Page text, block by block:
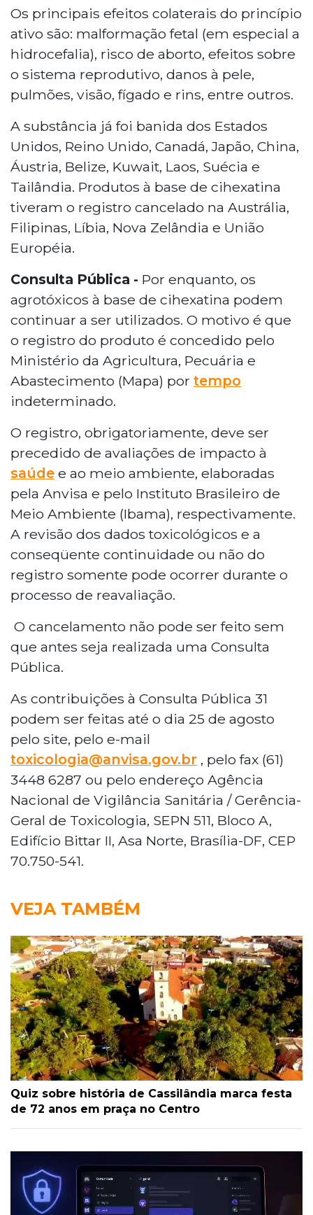
Os principais efeitos colaterais do princípio
ativo são: malformação fetal (em especial a
hidrocefalia), risco de aborto, efeitos sobre
o sistema reprodutivo, danos à pele,
pulmões, visão, fígado e rins, entre outros.
A substância já foi banida dos Estados
Unidos, Reino Unido, Canadá, Japão, China,
Áustria, Belize, Kuwait, Laos, Suécia e
Tailândia. Produtos à base de cihexatina
tiveram o registro cancelado na Austrália,
Filipinas, Líbia, Nova Zelândia e União
Européia.
Consulta Pública - Por enquanto, os
agrotóxicos à base de cihexatina podem
continuar a ser utilizados. O motivo é que
o registro do produto é concedido pelo
Ministério da Agricultura, Pecuária e
Abastecimento (Mapa) por tempo
indeterminado.
O registro, obrigatoriamente, deve ser
precedido de avaliações de impacto à
saúde e ao meio ambiente, elaboradas
pela Anvisa e pelo Instituto Brasileiro de
Meio Ambiente (Ibama), respectivamente.
A revisão dos dados toxicológicos e a
conseqüente continuidade ou não do
registro somente pode ocorrer durante o
processo de reavaliação.
O cancelamento não pode ser feito sem
que antes seja realizada uma Consulta
Pública.
As contribuições à Consulta Pública 31
podem ser feitas até o dia 25 de agosto
pelo site, pelo e-mail
toxicologia@anvisa.gov.br , pelo fax (61)
3448 6287 ou pelo endereço Agência
Nacional de Vigilância Sanitária / Gerência-
Geral de Toxicologia, SEPN 511, Bloco A,
Edifício Bittar II, Asa Norte, Brasília-DF, CEP
70.750-541.
VEJA TAMBÉM
Quiz sobre história de Cassilândia marca festa
de 72 anos em praça no Centro